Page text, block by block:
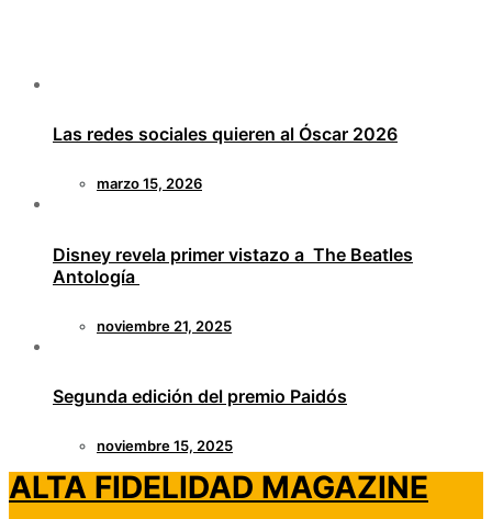
Las redes sociales quieren al Óscar 2026
marzo 15, 2026
Disney revela primer vistazo a The Beatles
Antología
noviembre 21, 2025
Segunda edición del premio Paidós
noviembre 15, 2025
ALTA FIDELIDAD MAGAZINE